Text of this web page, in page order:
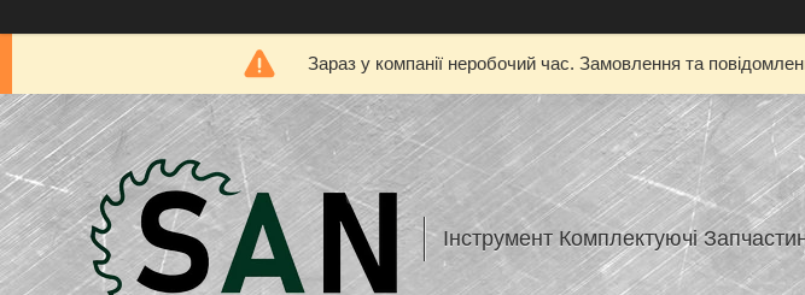
Зараз у компанії неробочий час. Замовлення та
Інструмент Комплектуючі